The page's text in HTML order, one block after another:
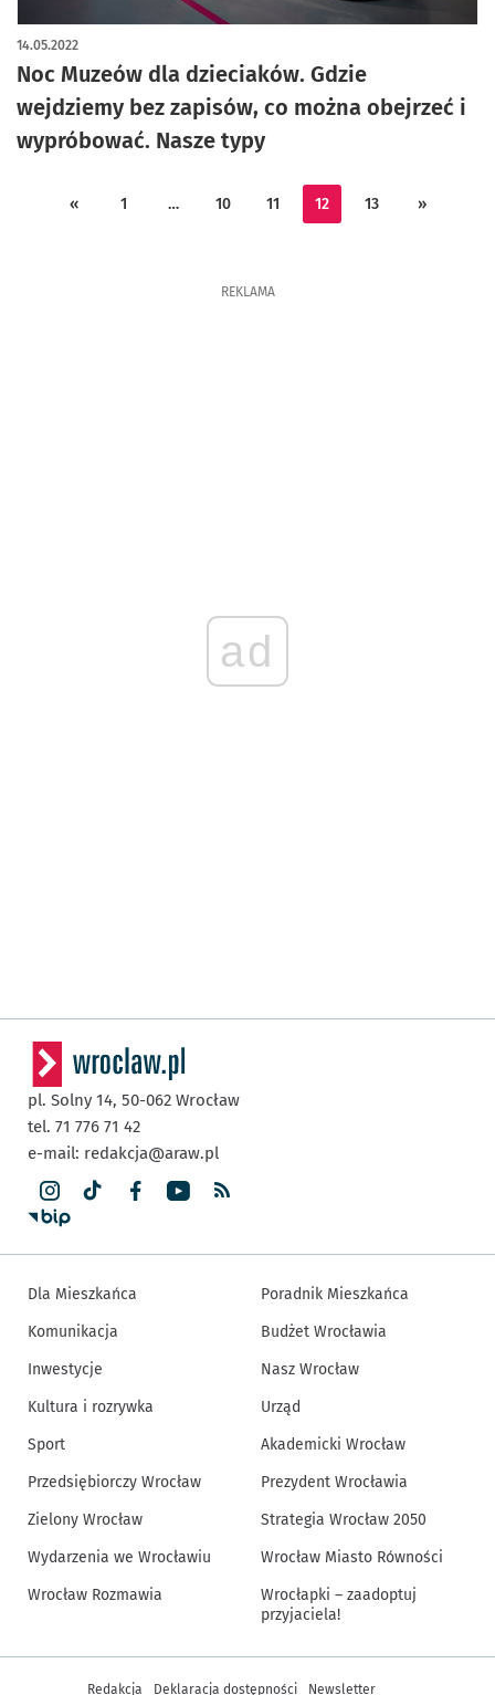
Noc Muzeów dla dzieciaków. Gdzie
wejdziemy bez zapisów, co można obejrzeć i
wypróbować. Nasze typy
14.05.2022
« 1 … 10 11 12 13 »
REKLAMA
ad
pl. Solny 14, 50-062 Wrocław
tel. 71 776 71 42
e-mail: redakcja@araw.pl
Dla Mieszkańca
Komunikacja
Inwestycje
Kultura i rozrywka
Sport
Przedsiębiorczy Wrocław
Zielony Wrocław
Wydarzenia we Wrocławiu
Wrocław Rozmawia
Poradnik Mieszkańca
Budżet Wrocławia
Nasz Wrocław
Urząd
Akademicki Wrocław
Prezydent Wrocławia
Strategia Wrocław 2050
Wrocław Miasto Równości
Wrocłapki – zaadoptuj
przyjaciela!
Inne informacje
Redakcja Deklaracja dostępności Newsletter